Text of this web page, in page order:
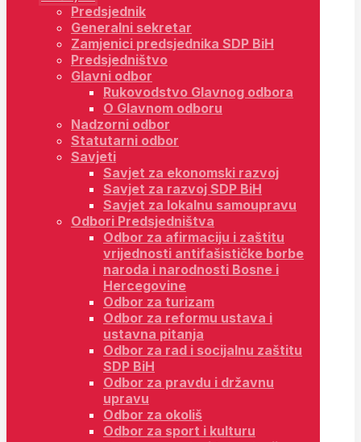
Predsjednik
Generalni sekretar
Zamjenici predsjednika SDP BiH
Predsjedništvo
Glavni odbor
Rukovodstvo Glavnog odbora
O Glavnom odboru
Nadzorni odbor
Statutarni odbor
Savjeti
Savjet za ekonomski razvoj
Savjet za razvoj SDP BiH
Savjet za lokalnu samoupravu
Odbori Predsjedništva
Odbor za afirmaciju i zaštitu
vrijednosti antifašističke borbe
naroda i narodnosti Bosne i
Hercegovine
Odbor za turizam
Odbor za reformu ustava i
ustavna pitanja
Odbor za rad i socijalnu zaštitu
SDP BiH
Odbor za pravdu i državnu
upravu
Odbor za okoliš
Odbor za sport i kulturu